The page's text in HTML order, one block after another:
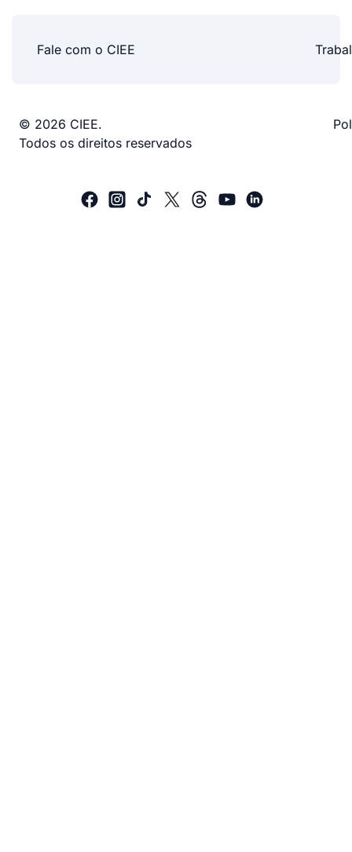
Fale com o CIEE
© 2026 CIEE.
Todos os direitos reservados